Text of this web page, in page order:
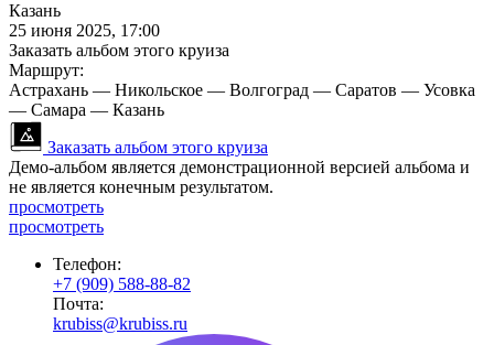
Казань
25 июня 2025, 17:00
Заказать альбом этого круиза
Маршрут:
Астрахань — Никольское — Волгоград — Саратов — Усовка
— Самара — Казань
Заказать альбом этого круиза
Демо-альбом является демонстрационной версией альбома и
не является конечным результатом.
просмотреть
просмотреть
Телефон:
+7 (909) 588-88-82
Почта:
krubiss@krubiss.ru